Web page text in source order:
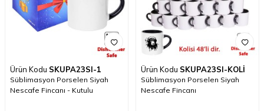
Ürün Kodu SKUPA23SI-1
Süblimasyon Porselen Siyah
Nescafe Fincanı - Kutulu
Ürün Kodu SKUPA23SI-KOLİ
Süblimasyon Porselen Siyah
Nescafe Fincanı